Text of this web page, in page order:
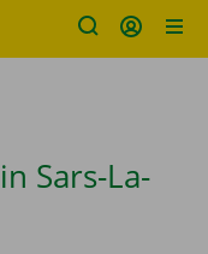
Sars-La-